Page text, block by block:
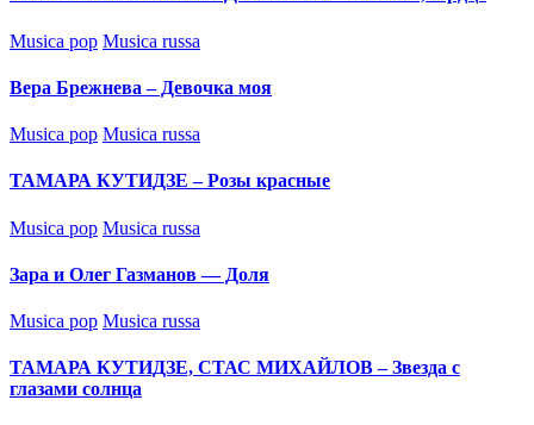
Posted
Musica pop Musica russa
Вера Брежнева – Девочка моя
Posted
Musica pop Musica russa
ТАМАРА КУТИДЗЕ – Розы красные
Posted
Musica pop Musica russa
Зара и Олег Газманов — Доля
Posted
Musica pop Musica russa
ТАМАРА КУТИДЗЕ, СТАС МИХАЙЛОВ – Звезда с
глазами солнца